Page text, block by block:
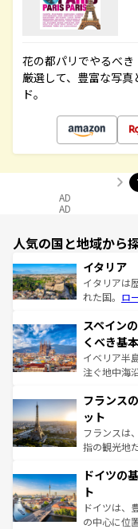
花の都パリでやるべ
厳選して、豊富な写
ド。
AD
AD
人気の国と地域から
イタリア
イタリアは
れた国。 ロ
ろん、トス
景など、自
ピザやパス
できる。朝
なお、新着
しい。
スペイン
くべき基
イベリア半
注ぐ地中海
文化が根付
れる闘牛、
る。首都マ
アートに溢
せる。地方
ンテンツ一覧
フランス
ット
フランスは
指の観光地
で、幅広い
聖堂、美し
から魅了す
れ、フラン
ドイツの
ト
ドイツは、
の中心に位